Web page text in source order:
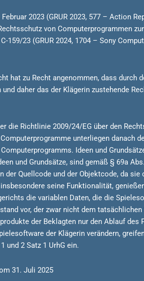
2023 (GRUR 2023, 577 – Action
von Computerprogrammen
23 (GRUR 2024, 1704 – Sony
hat zu Recht angenommen, dass durch
daher das der Klägerin zustehende
die Richtlinie 2009/24/EG über den
unterliegen danach
Ideen und
und Grundsätze, sind gemäß § 69a
Quellcode und der Objektcode, da
seine Funktionalität,
die variablen Daten, die die
vor, der zwar nicht dem
der Beklagten nur den Ablauf
der Klägerin verändern,
und 2 Satz 1 UrhG ein.
31. Juli 2025